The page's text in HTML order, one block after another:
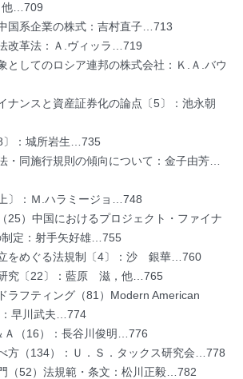
他…709
国系企業の株式：吉村直子…713
改革法：Ａ.ヴィッラ…719
としてのロシア連邦の株式会社：Ｋ.Ａ.バウ
ナンスと資産証券化の論点〔5〕：池永朝
〕：城所岩生…735
・同施行規則の傾向について：金子由芳…
〕：Ｍ.ハラミージョ…748
25）中国におけるプロジェクト・ファイナ
制定：射手矢好雄…755
をめぐる法規制〔4〕：沙 銀華…760
究〔22〕：藍原 滋，他…765
ラフティング（81）Modern American
早川武夫…774
Ａ（16）：長谷川俊明…776
方（134）：Ｕ．Ｓ．タックス研究会…778
（52）法規範・条文：松川正毅…782